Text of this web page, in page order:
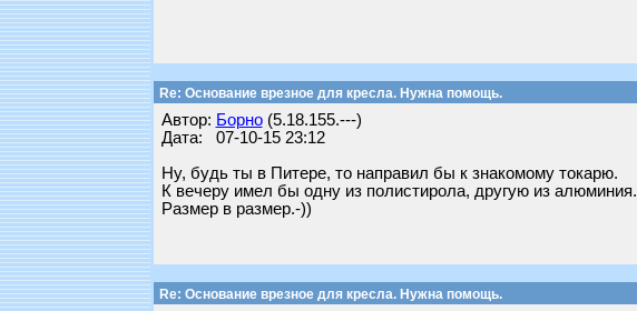
Re: Основание врезное для кресла. Нужна помощь.
Автор: Борно(5.18.155.---)
Дата: 07-10-15 23:12
Ну, будь ты в Питере, то направил бы к знакомому токарю.
К вечеру имел бы одну из полистирола, другую из алюминия.
Размер в размер.-))
Re: Основание врезное для кресла. Нужна помощь.